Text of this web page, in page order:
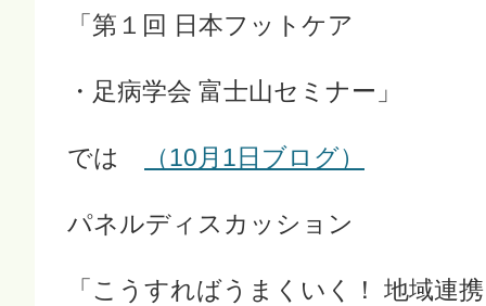
「第１回 日本フットケア
・足病学会 富士山セミナー」
では （10月1日ブログ）
パネルディスカッション
「こうすればうまくいく！ 地域連